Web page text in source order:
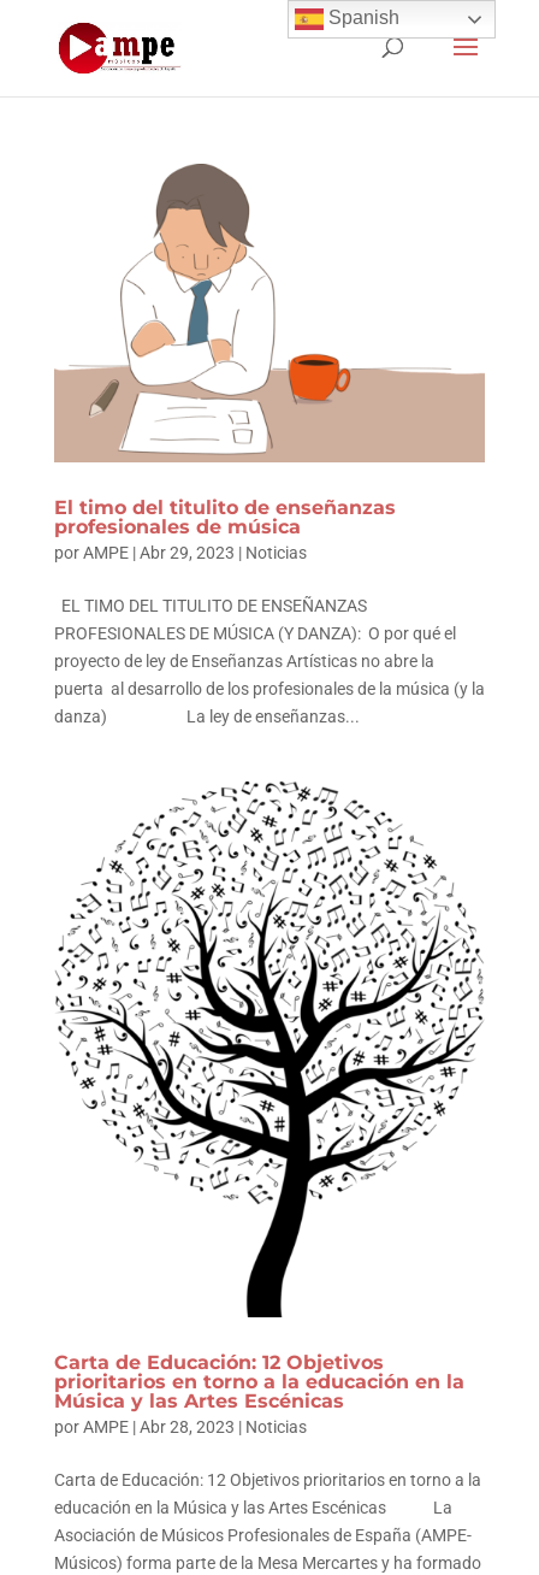
El timo del titulito de enseñanzas
profesionales de música
porAMPE|Abr 29, 2023 | Noticias
EL TIMO DEL TITULITO DE ENSEÑANZAS
PROFESIONALES DE MÚSICA (Y DANZA): O por qué el
proyecto de ley de Enseñanzas Artísticas no abre la
puerta al desarrollo de los profesionales de la música (y la
danza) La ley de enseñanzas...
Carta de Educación: 12 Objetivos
prioritarios en torno a la educación en la
Música y las Artes Escénicas
porAMPE|Abr 28, 2023 | Noticias
Carta de Educación: 12 Objetivos prioritarios en torno a la
educación en la Música y las Artes Escénicas La
Asociación de Músicos Profesionales de España (AMPE-
Músicos) forma parte de la Mesa Mercartes y ha formado
Spanish